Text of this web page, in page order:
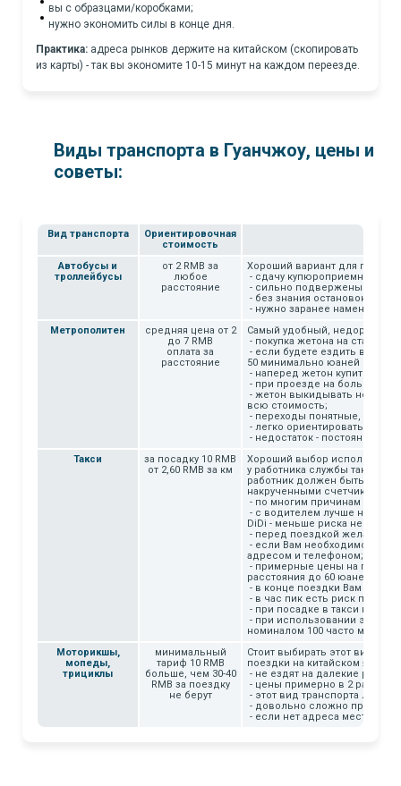
вы с образцами/коробками;
нужно экономить силы в конце дня.
Практика: адреса рынков держите на китайском (скопировать
из карты) - так вы экономите 10-15 минут на каждом переезде.
Виды транспорта в Гуанчжоу, цены и
советы:
Вид транспорта
Ориентировочная
стоимость
Автобусы и
троллейбусы
от 2 RMB за
любое
расстояние
Хороший вариант для
- сдачу купюроприемник не
- сильно подвержены
- без знания остановок
- нужно заранее наменять
Метрополитен
средняя цена от 2
до 7 RMB
оплата за
расстояние
Самый удобный, недорогой
- покупка жетона на станции
- если будете ездить в
50 минимально юаней на
- наперед жетон купить
- при проезде на большее
- жетон выкидывать нельзя,
всю стоимость;
- переходы понятные,
- легко ориентироваться и
- недостаток - постоянно
Такси
за посадку 10 RMB
от 2,60 RMB за км
Хороший выбор использовать
у работника службы такси
работник должен быть одет в
накрученными счетчиками;
- по многим причинам такси
- с водителем лучше не
DiDi - меньше риска
- перед поездкой
- если Вам необходимо
адресом и телефоном;
- примерные цены на
расстояния до 60 юаней;
- в конце поездки Вам
- в час пик есть риск
- при посадке в такси
- при использовании этого
номиналом 100 часто могут
Моторикшы,
мопеды,
трициклы
минимальный
тариф 10 RMB
больше, чем 30-40
RMB за поездку
не берут
Стоит выбирать этот вид
поездки на китайском языке.
- не ездят на далекие
- цены примерно в 2 раза
- этот вид транспорта
- довольно сложно
- если нет адреса места